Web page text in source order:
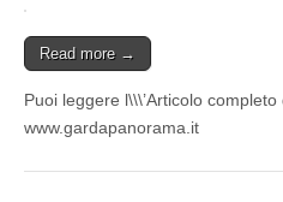
Read more →
Puoi leggere l\\\’Articolo
www.gardapanorama.it